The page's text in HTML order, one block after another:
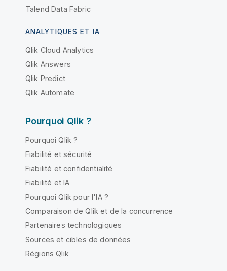
Talend Data Fabric
ANALYTIQUES ET IA
Qlik Cloud Analytics
Qlik Answers
Qlik Predict
Qlik Automate
Pourquoi Qlik ?
Pourquoi Qlik ?
Fiabilité et sécurité
Fiabilité et confidentialité
Fiabilité et IA
Pourquoi Qlik pour l'IA ?
Comparaison de Qlik et de la concurrence
Partenaires technologiques
Sources et cibles de données
Régions Qlik